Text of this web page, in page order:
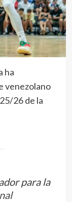
ha
venezolano
26 de la
para la